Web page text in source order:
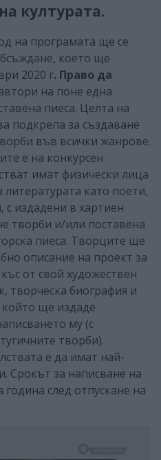
културата.
на програмата ще се
което ще
2020 г. Право да
на поне една
пиеса. Целта на
подкрепа за създаване
във всички жанрове.
е на конкурсен
имат физически лица
литературата като поети,
с издадени в хартиен
творби и/или поставена
пиеса. Творците ще
описание на проект за
от свой художествен
творческа биография и
ще издаде
му (с
творби).
е да имат най-
Срокът за написване на
след отпускане на